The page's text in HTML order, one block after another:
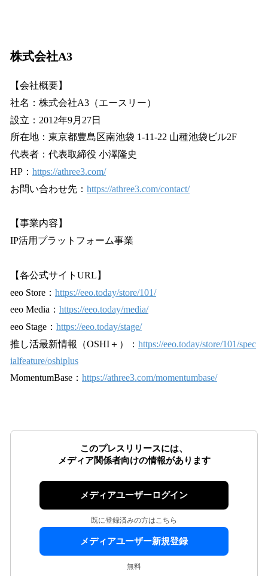
株式会社A3
【会社概要】
社名：株式会社A3（エースリー）
設立：2012年9月27日
所在地：東京都豊島区南池袋 1-11-22 山種池袋ビル2F
代表者：代表取締役 小澤隆史
HP： https://athree3.com/
お問い合わせ先： https://athree3.com/contact/
【事業内容】
IP活用プラットフォーム事業
【各公式サイトURL】
eeo Store： https://eeo.today/store/101/
eeo Media： https://eeo.today/media/
eeo Stage： https://eeo.today/stage/
推し活最新情報（OSHI＋）： https://eeo.today/store/101/spec
ialfeature/oshiplus
MomentumBase： https://athree3.com/momentumbase/
このプレスリリースには、
メディア関係者向けの情報があります
メディアユーザーログイン
既に登録済みの方はこちら
メディアユーザー新規登録
無料